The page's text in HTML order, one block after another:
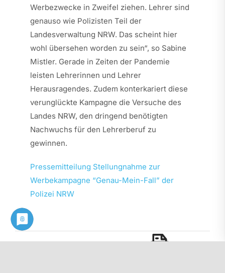
Werbezwecke in Zweifel ziehen. Lehrer sind
genauso wie Polizisten Teil der
Landesverwaltung NRW. Das scheint hier
wohl übersehen worden zu sein“, so Sabine
Mistler. Gerade in Zeiten der Pandemie
leisten Lehrerinnen und Lehrer
Herausragendes. Zudem konterkariert diese
verunglückte Kampagne die Versuche des
Landes NRW, den dringend benötigten
Nachwuchs für den Lehrerberuf zu
gewinnen.
Pressemitteilung Stellungnahme zur
Werbekampagne “Genau-Mein-Fall” der
Polizei NRW
Diesen Beitrag als PDF herunterladen: